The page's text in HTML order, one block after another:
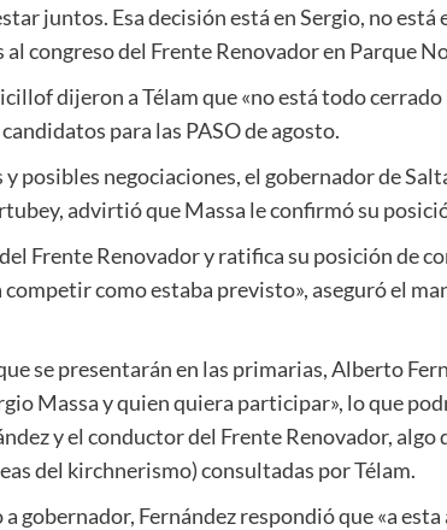
juntos. Esa decisión está en Sergio, no está
congreso del Frente Renovador en Parque
dijeron a Télam que «no está todo
para las PASO de agosto.
posibles negociaciones, el gobernador de
advirtió que Massa le confirmó su
Frente Renovador y ratifica su posición de
como estaba previsto», aseguró el
se presentarán en las primarias, Alberto
Massa y quien quiera participar», lo que
y el conductor del Frente Renovador,
del kirchnerismo) consultadas por Télam.
gobernador, Fernández respondió que «a